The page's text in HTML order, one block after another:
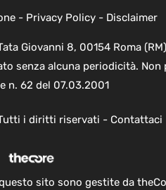
- Privacy Policy- Disclaimer
Giovanni 8, 00154 Roma
senza alcuna periodicità.
n. 62 del 07.03.2001
i diritti riservati - Contattaci
sito sono gestite da